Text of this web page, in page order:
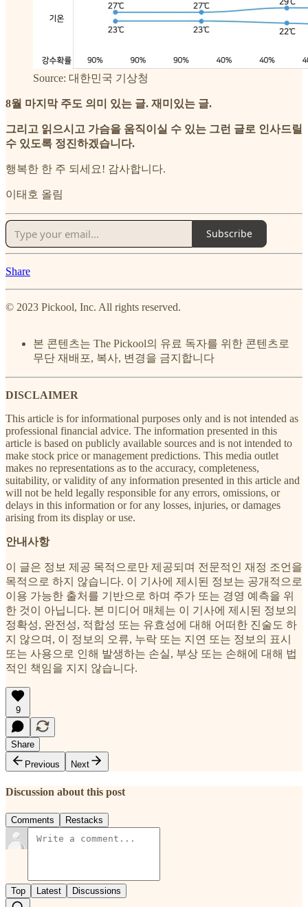
Source: 대한민국 기상청
8월 마지막 주도 의미 있는 글. 재미있는 글.
그리고 읽으시고 가슴을 움직이실 수 있는 그런 글로 인사드릴
수 있도록 정진하겠습니다.
행복한 한 주 되세요! 감사합니다.
이태호 올림
Subscribe
Share
© 2023 Pickool, Inc. All rights reserved.
본 콘텐츠는 The Pickool의 유료 독자를 위한 콘텐츠로
무단 재배포, 복사, 변경을 금지합니다
DISCLAIMER
This article is for informational purposes only and is not intended as
professional financial advice. The information presented in this
article is based on publicly available sources and is not intended to
make stock price or management predictions. This media outlet
makes no representations as to the accuracy, completeness,
suitability, or validity of any information presented in this article and
will not be held legally responsible for any errors, omissions, or
delays in this information or for any losses, injuries, or damages
arising from its display or use.
안내사항
이 글은 정보 제공 목적으로만 제공되며 전문적인 재정 조언을
목적으로 하지 않습니다. 이 기사에 제시된 정보는 공개적으로
이용 가능한 출처를 기반으로 하며 주가 또는 경영 예측을 위
한 것이 아닙니다. 본 미디어 매체는 이 기사에 제시된 정보의
정확성, 완전성, 적합성 또는 유효성에 대해 어떠한 진술도 하
지 않으며, 이 정보의 오류, 누락 또는 지연 또는 정보의 표시
또는 사용으로 인해 발생하는 손실, 부상 또는 손해에 대해 법
적인 책임을 지지 않습니다.
9
Share
Previous
Next
Discussion about this post
Comments Restacks
Top Latest Discussions